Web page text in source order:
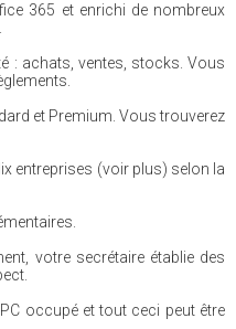
365 et enrichi de nombreux
: achats, ventes, stocks. Vous
et Premium. Vous trouverez
entreprises (voir plus) selon la
votre secrétaire établie des
occupé et tout ceci peut être